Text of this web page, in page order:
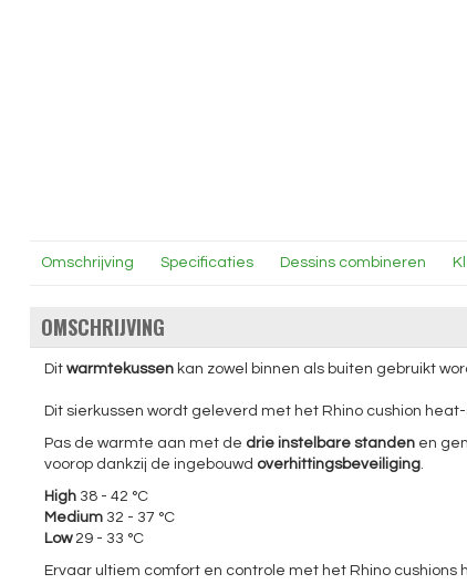
Omschrijving Specificaties Dessins combineren
OMSCHRIJVING
Dit warmtekussen kan zowel binnen als buiten gebruikt
Dit sierkussen wordt geleverd met het Rhino cushion
Pas de warmte aan met de drie instelbare standenen
voorop dankzij de ingebouwd overhittingsbeveiliging.
High38 - 42 °C
Medium32 - 37 °C
Low 29 - 33 °C
Ervaar ultiem comfort en controle met het Rhino cushions